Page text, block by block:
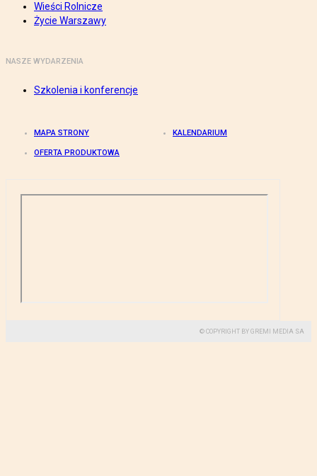
Wieści Rolnicze
Życie Warszawy
NASZE WYDARZENIA
Szkolenia i konferencje
MAPA STRONY KALENDARIUM
OFERTA PRODUKTOWA
© COPYRIGHT BY GREMI MEDIA SA